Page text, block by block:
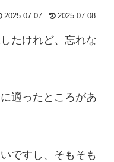
2025.07.07 2025.07.08
たけれど、忘れな
適ったところがあ
ですし、そもそも